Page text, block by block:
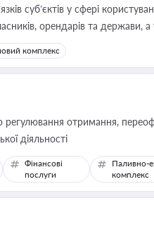
суб’єктів у сфері
орендарів та держави,
комплекс
регулювання отримання,
діяльності
Фінансові
послуги
Паливно-
комплекс